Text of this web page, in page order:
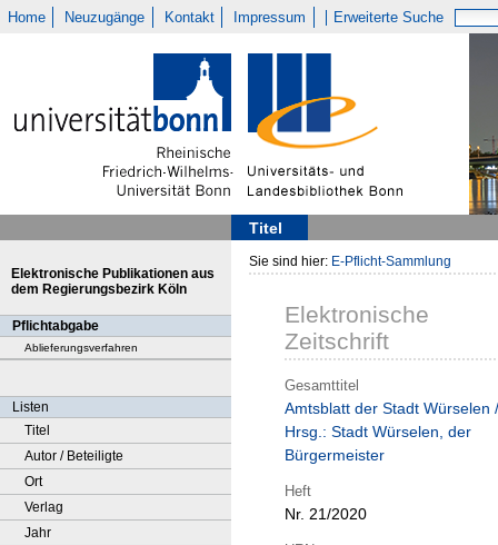
Home Neuzugänge Kontakt Impressum Erweiterte Suche
Titel
Elektronische Publikationen aus
dem Regierungsbezirk Köln
Pflichtabgabe
Ablieferungsverfahren
Listen
Titel
Autor / Beteiligte
Ort
Verlag
Jahr
Sie sind hier: E-Pflicht-Sammlung
Elektronische
Zeitschrift
Gesamttitel
Amtsblatt der Stadt Würselen /
Hrsg.: Stadt Würselen, der
Bürgermeister
Heft
Nr. 21/2020